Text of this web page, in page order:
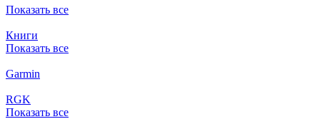
Показать все
Книги
Показать все
Garmin
RGK
Показать все